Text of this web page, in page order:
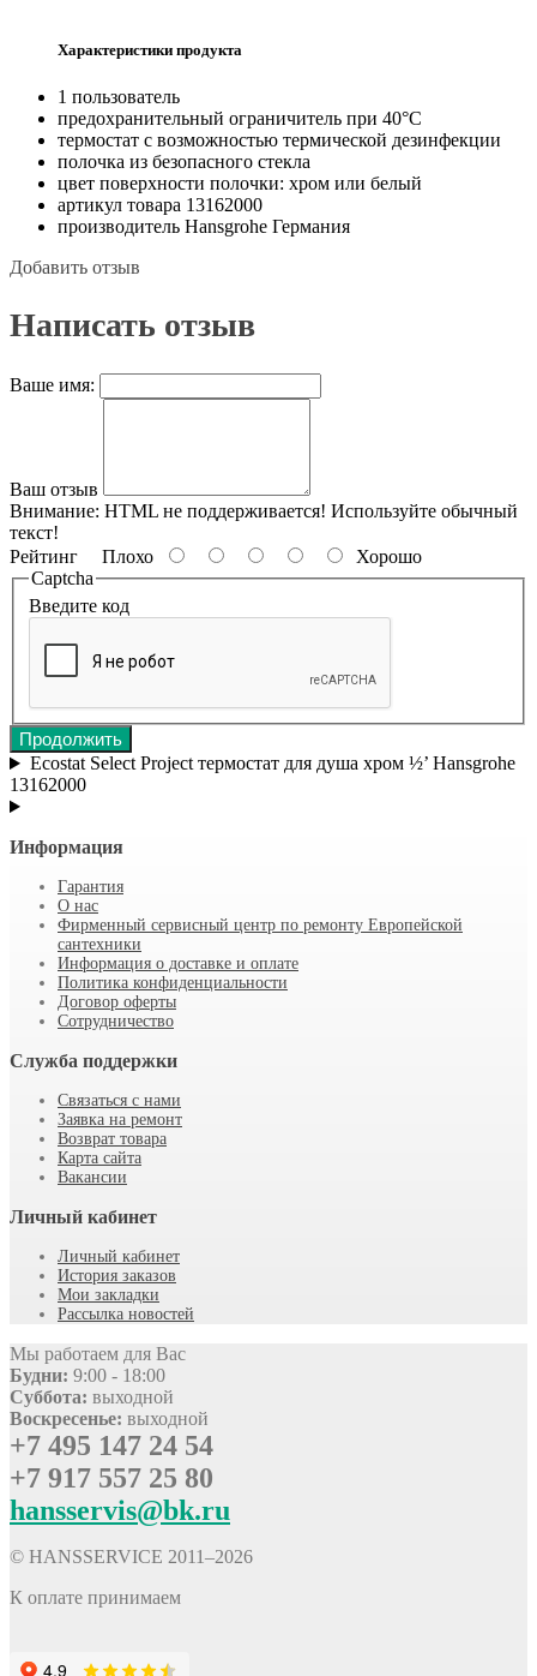
Характеристики продукта
1 пользователь
предохранительный ограничитель при 40°C
термостат с возможностью термической дезинфекции
полочка из безопасного стекла
цвет поверхности полочки: хром или белый
артикул товара 13162000
производитель Hansgrohe Германия
Добавить отзыв
Написать отзыв
Ваше имя:
Ваш отзыв
Внимание: HTML не поддерживается! Используйте обычный
текст!
Рейтинг Плохо
Хорошо
Captcha
Введите код
Продолжить
Ecostat Select Project термостат для душа хром ½’ Hansgrohe
13162000
Информация
Гарантия
О нас
Фирменный сервисный центр по ремонту Европейской
сантехники
Информация о доставке и оплате
Политика конфиденциальности
Договор оферты
Сотрудничество
Служба поддержки
Связаться с нами
Заявка на ремонт
Возврат товара
Карта сайта
Вакансии
Личный кабинет
Личный кабинет
История заказов
Мои закладки
Рассылка новостей
Мы работаем для Вас
Будни: 9:00 - 18:00
Суббота: выходной
Воскресенье: выходной
+7 495 147 24 54
+7 917 557 25 80
hansservis@bk.ru
© HANSSERVICE 2011–2026
К оплате принимаем